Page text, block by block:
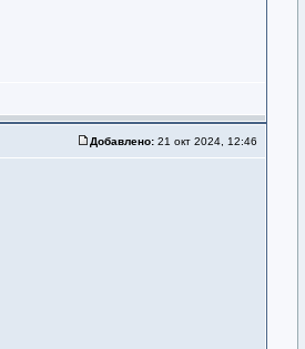
Добавлено: 21 окт 2024, 12:46